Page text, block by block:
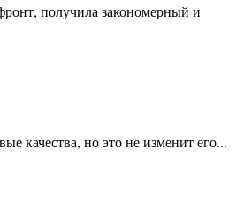
получила закономерный и
качества, но это не изменит его...